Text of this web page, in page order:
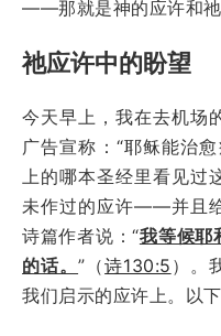
——那就是神的应许和祂
祂应许中的盼望
今天早上，我在去机场
广告宣称：“耶稣能治
上的哪本圣经里看见过
未作过的应许——并且
诗篇作者说：“我等候耶
的话。”（诗130:5 ）。
我们启示的应许上。以